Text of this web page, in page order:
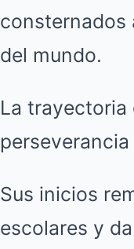
consternados
del mundo.
La trayectoria
Sus inicios
escolares y